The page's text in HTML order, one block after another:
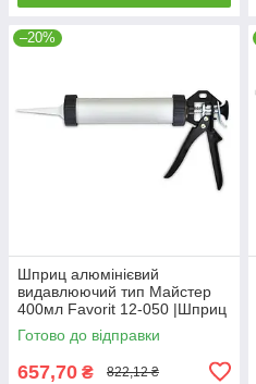
–20%
Шприц алюмінієвий
видавлюючий тип Майстер
400мл Favorit 12-050 |Шприц
алюминиевый
выдавливающий тип Мастер
Готово до відправки
657,70 ₴ 822,12 ₴